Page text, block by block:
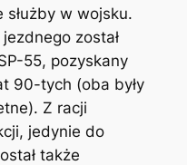
w wojsku.
został
55, pozyskany
90-tych (oba były
Z racji
jedynie do
także